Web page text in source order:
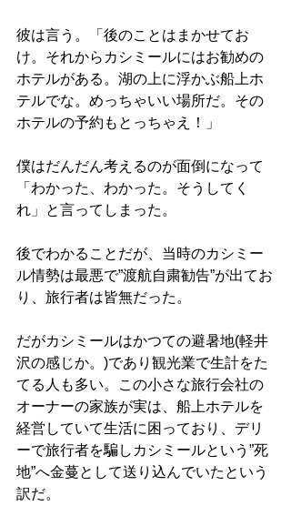
彼は言う。「後のことはまかせてお
け。それからカシミールにはお勧めの
ホテルがある。湖の上に浮かぶ船上ホ
テルでな。めっちゃいい場所だ。その
ホテルの予約もとっちゃえ！」
僕はだんだん考えるのが面倒になって
「わかった、わかった。そうしてく
れ」と言ってしまった。
後でわかることだが、当時のカシミー
ル情勢は最悪で”渡航自粛勧告”が出てお
り、旅行者は皆無だった。
だがカシミールはかつての避暑地(軽井
沢の感じか。)であり観光業で生計をた
てる人も多い。この小さな旅行会社の
オーナーの家族が実は、船上ホテルを
経営していて生活に困っており、デリ
ーで旅行者を騙しカシミールという”死
地”へ金蔓として送り込んでいたという
訳だ。